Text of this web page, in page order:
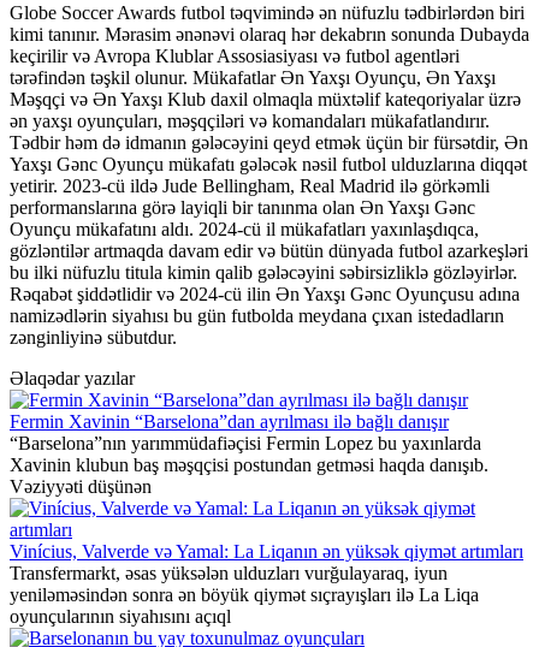
Globe Soccer Awards futbol təqvimində ən nüfuzlu tədbirlərdən biri
kimi tanınır. Mərasim ənənəvi olaraq hər dekabrın sonunda Dubayda
keçirilir və Avropa Klublar Assosiasiyası və futbol agentləri
tərəfindən təşkil olunur. Mükafatlar Ən Yaxşı Oyunçu, Ən Yaxşı
Məşqçi və Ən Yaxşı Klub daxil olmaqla müxtəlif kateqoriyalar üzrə
ən yaxşı oyunçuları, məşqçiləri və komandaları mükafatlandırır.
Tədbir həm də idmanın gələcəyini qeyd etmək üçün bir fürsətdir, Ən
Yaxşı Gənc Oyunçu mükafatı gələcək nəsil futbol ulduzlarına diqqət
yetirir. 2023-cü ildə Jude Bellingham, Real Madrid ilə görkəmli
performanslarına görə layiqli bir tanınma olan Ən Yaxşı Gənc
Oyunçu mükafatını aldı. 2024-cü il mükafatları yaxınlaşdıqca,
gözləntilər artmaqda davam edir və bütün dünyada futbol azarkeşləri
bu ilki nüfuzlu titula kimin qalib gələcəyini səbirsizliklə gözləyirlər.
Rəqabət şiddətlidir və 2024-cü ilin Ən Yaxşı Gənc Oyunçusu adına
namizədlərin siyahısı bu gün futbolda meydana çıxan istedadların
zənginliyinə sübutdur.
Əlaqədar yazılar
Fermin Xavinin “Barselona”dan ayrılması ilə bağlı danışır
“Barselona”nın yarımmüdafiəçisi Fermin Lopez bu yaxınlarda
Xavinin klubun baş məşqçisi postundan getməsi haqda danışıb.
Vəziyyəti düşünən
Vinícius, Valverde və Yamal: La Liqanın ən yüksək qiymət artımları
Transfermarkt, əsas yüksələn ulduzları vurğulayaraq, iyun
yeniləməsindən sonra ən böyük qiymət sıçrayışları ilə La Liqa
oyunçularının siyahısını açıql